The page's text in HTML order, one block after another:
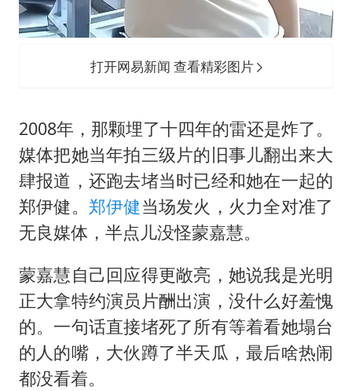
打开网易新闻 查看精彩图片
2008年，那颗埋了十四年的雷还是炸了。
媒体把她当年拍三级片的旧事儿翻出来大
肆报道，还跑去堵当时已经和她在一起的
郑伊健。 郑伊健当场发火，火力全对准了
无良媒体，半点儿没怪蒙嘉慧。
蒙嘉慧自己回应得更敞亮，她说我是光明
正大拿特约演员片酬出演，没什么好羞愧
的。一句话直接堵死了所有等着看她塌台
的人的嘴，大伙蹲了半天瓜，最后啥热闹
都没看着。